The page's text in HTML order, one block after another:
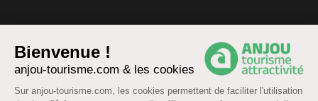
Bienvenue !
anjou-tourisme.com & les cookies
Sur anjou-tourisme.com, les cookies permettent de faciliter l'utilisation
Fonctionnement du site
Mentions légales - Données personnelles-Cookies